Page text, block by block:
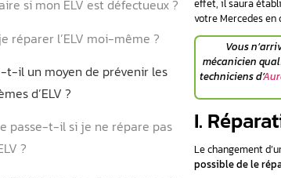
Quels sont les problèmes les plus
fréquents avec l’ELV ?
Comment savoir si mon ELV est
Que faire si mon ELV est défectueux ?